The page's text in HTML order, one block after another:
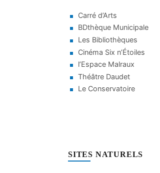
Carré d’Arts
BDthèque Municipale
Les Bibliothèques
Cinéma Six n’Étoiles
l’Espace Malraux
Théâtre Daudet
Le Conservatoire
SITES NATURELS